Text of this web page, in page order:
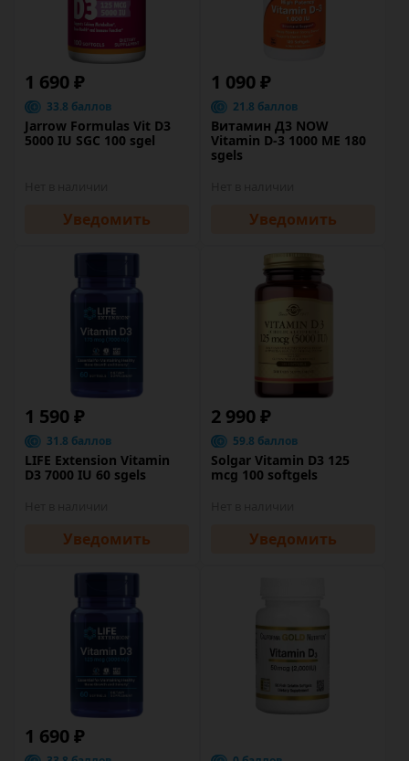
1 690 ₽
33.8 баллов
Jarrow Formulas Vit D3
5000 IU SGC 100 sgel
Уведомить
1 090 ₽
21.8 баллов
Витамин Д3 NOW
Vitamin D-3 1000 ME 180
sgels
Уведомить
1 590 ₽
31.8 баллов
LIFE Extension Vitamin
D3 7000 IU 60 sgels
Уведомить
2 990 ₽
59.8 баллов
Solgar Vitamin D3 125
mcg 100 softgels
Уведомить
1 690 ₽